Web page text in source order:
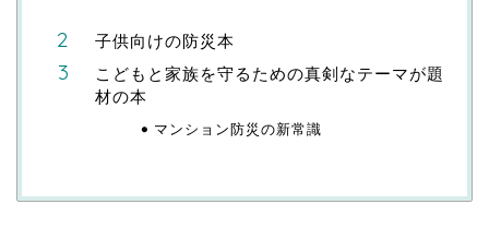
子供向けの防災本
こどもと家族を守るための真剣なテーマが題
材の本
マンション防災の新常識